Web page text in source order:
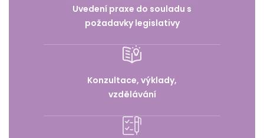
Uvedení praxe do souladu s
požadavky legislativy
Konzultace, výklady,
vzdělávání